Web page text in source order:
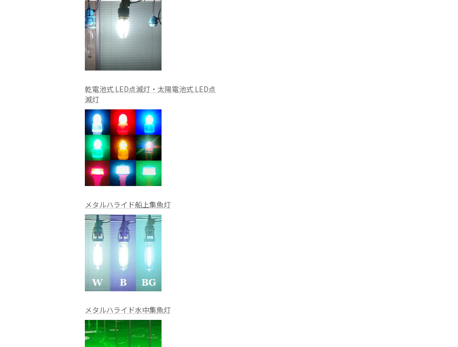
乾電池式 LED点滅灯・太陽電池式 LED点
滅灯
メタルハライド船上集魚灯
メタルハライド水中集魚灯